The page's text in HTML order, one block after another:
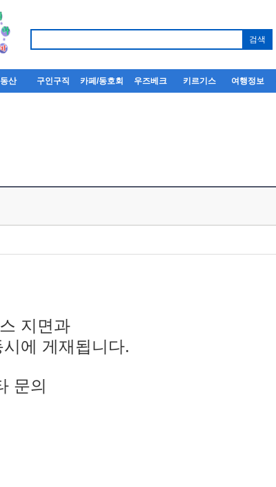
산 구인구직 카페/동호회 우즈베크 키르기스 여행정보
지면과
에 게재됩니다.
문의